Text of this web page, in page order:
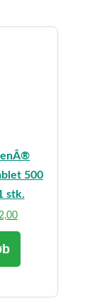
500
stk.